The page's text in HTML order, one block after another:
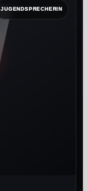
JUGENDSPRECHERIN